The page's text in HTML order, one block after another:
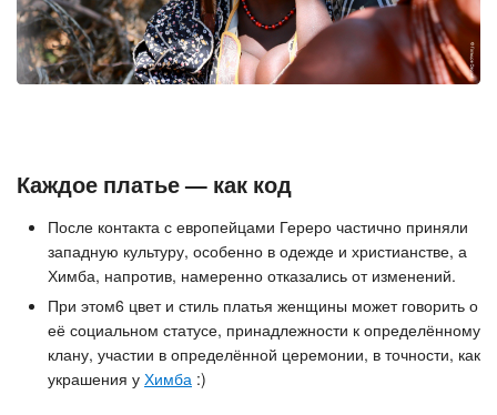
Каждое платье — как код
После контакта с европейцами Гереро частично приняли
западную культуру, особенно в одежде и христианстве, а
Химба, напротив, намеренно отказались от изменений.
При этом6 цвет и стиль платья женщины может говорить о
её социальном статусе, принадлежности к определённому
клану, участии в определённой церемонии, в точности, как
украшения у Химба :)